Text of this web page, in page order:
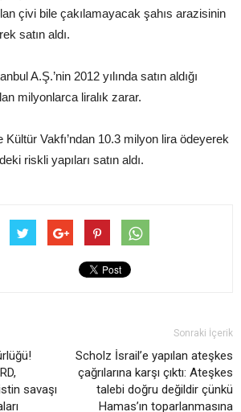
çivi bile çakılamayacak şahıs arazisinin
satın aldı.
A.Ş.’nin 2012 yılında satın aldığı
milyonlarca liralık zarar.
Kültür Vakfı’ndan 10.3 milyon lira ödeyerek
riskli yapıları satın aldı.
savaşı
Sonraki İçerik
Scholz İsrail’e yapılan ateşkes
çağrılarına karşı çıktı: Ateşkes
talebi doğru değildir çünkü
Hamas’ın toparlanmasına